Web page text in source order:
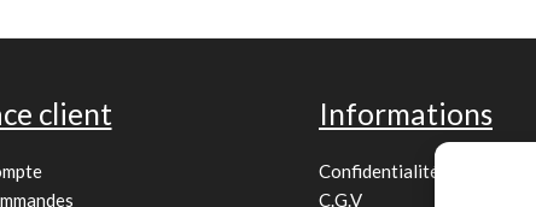
client Informations
Confidentialité
C.G.V